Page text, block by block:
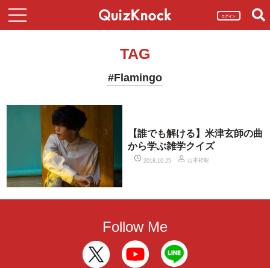
ログイン
TAG
#Flamingo
【誰でも解ける】米津玄師の曲
から学ぶ雑学クイズ
2018.10.25 山本祥彰
Follow Me